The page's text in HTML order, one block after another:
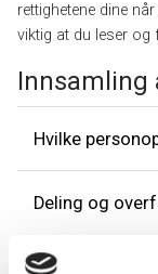
rettighetene dine
viktig at du leser og
Innsamling
Hvilke
Deling og
Rett til tilgang